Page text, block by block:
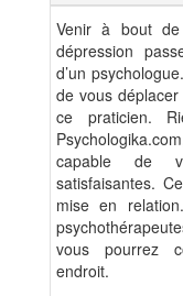
Venir à bout de
dépression
d’un
de vous
ce praticien.
capable de
satisfaisantes.
mise en
vous pourrez
endroit.